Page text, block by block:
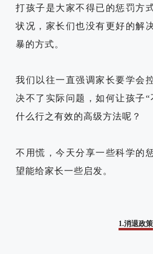
打孩子是大家不得已的惩罚方
状况，家长们也没有更好的解
暴的方式。
我们以往一直强调家长要学会
决不了实际问题，如何让孩子
什么行之有效的高级方法呢？
不用慌，今天分享一些科学的
望能给家长一些启发。
1.消退政策